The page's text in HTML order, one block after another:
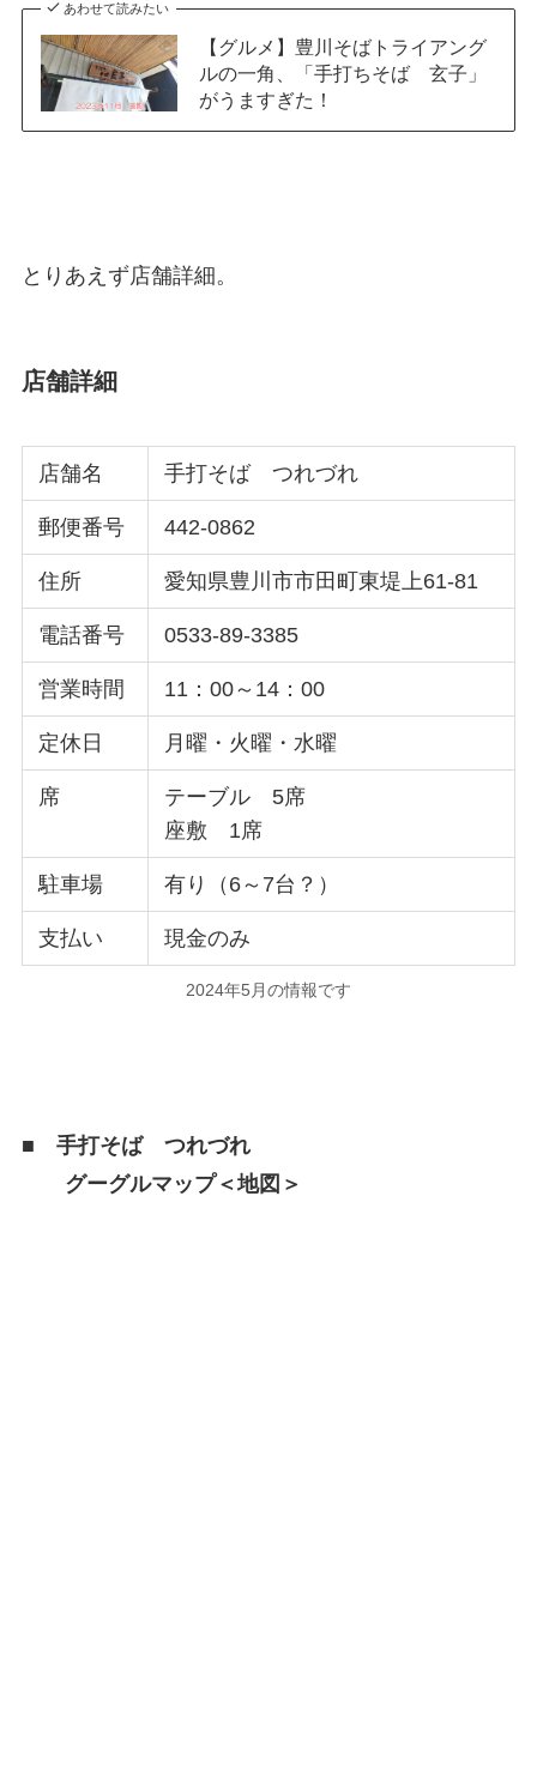
あわせて読みたい
【グルメ】豊川そばトライアング
ルの一角、「手打ちそば 玄子」
がうますぎた！
とりあえず店舗詳細。
店舗詳細
店舗名 手打そば つれづれ
郵便番号 442-0862
住所 愛知県豊川市市田町東堤上61-81
電話番号 0533-89-3385
営業時間 11：00～14：00
定休日 月曜・火曜・水曜
席
テーブル 5席
座敷 1席
駐車場 有り（6～7台？）
支払い 現金のみ
2024年5月の情報です
■ 手打そば つれづれ
グーグルマップ＜地図＞